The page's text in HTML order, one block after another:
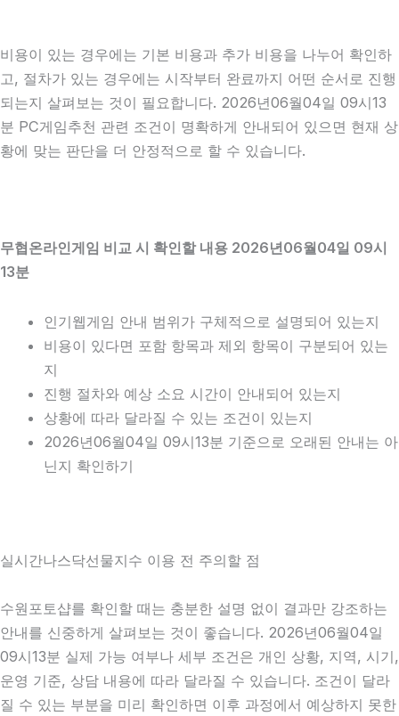
비용이 있는 경우에는 기본 비용과 추가 비용을 나누어 확인하
고, 절차가 있는 경우에는 시작부터 완료까지 어떤 순서로 진행
되는지 살펴보는 것이 필요합니다. 2026년06월04일 09시13
분 PC게임추천 관련 조건이 명확하게 안내되어 있으면 현재 상
황에 맞는 판단을 더 안정적으로 할 수 있습니다.
무협온라인게임 비교 시 확인할 내용 2026년06월04일 09시
13분
인기웹게임 안내 범위가 구체적으로 설명되어 있는지
비용이 있다면 포함 항목과 제외 항목이 구분되어 있는
지
진행 절차와 예상 소요 시간이 안내되어 있는지
상황에 따라 달라질 수 있는 조건이 있는지
2026년06월04일 09시13분 기준으로 오래된 안내는 아
닌지 확인하기
실시간나스닥선물지수 이용 전 주의할 점
수원포토샵를 확인할 때는 충분한 설명 없이 결과만 강조하는
안내를 신중하게 살펴보는 것이 좋습니다. 2026년06월04일
09시13분 실제 가능 여부나 세부 조건은 개인 상황, 지역, 시기,
운영 기준, 상담 내용에 따라 달라질 수 있습니다. 조건이 달라
질 수 있는 부분을 미리 확인하면 이후 과정에서 예상하지 못한